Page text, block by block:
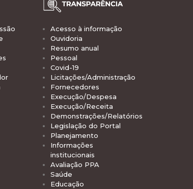
Acesso à informação
Ouvidoria
Resumo anual
Pessoal
Covid-19
Licitações/Administração
Fornecedores
Execução/Despesa
Execução/Receita
Demonstrações/Relatórios
Legislação do Portal
Planejamento
Informações
institucionais
Avaliação PPA
Saúde
Educação